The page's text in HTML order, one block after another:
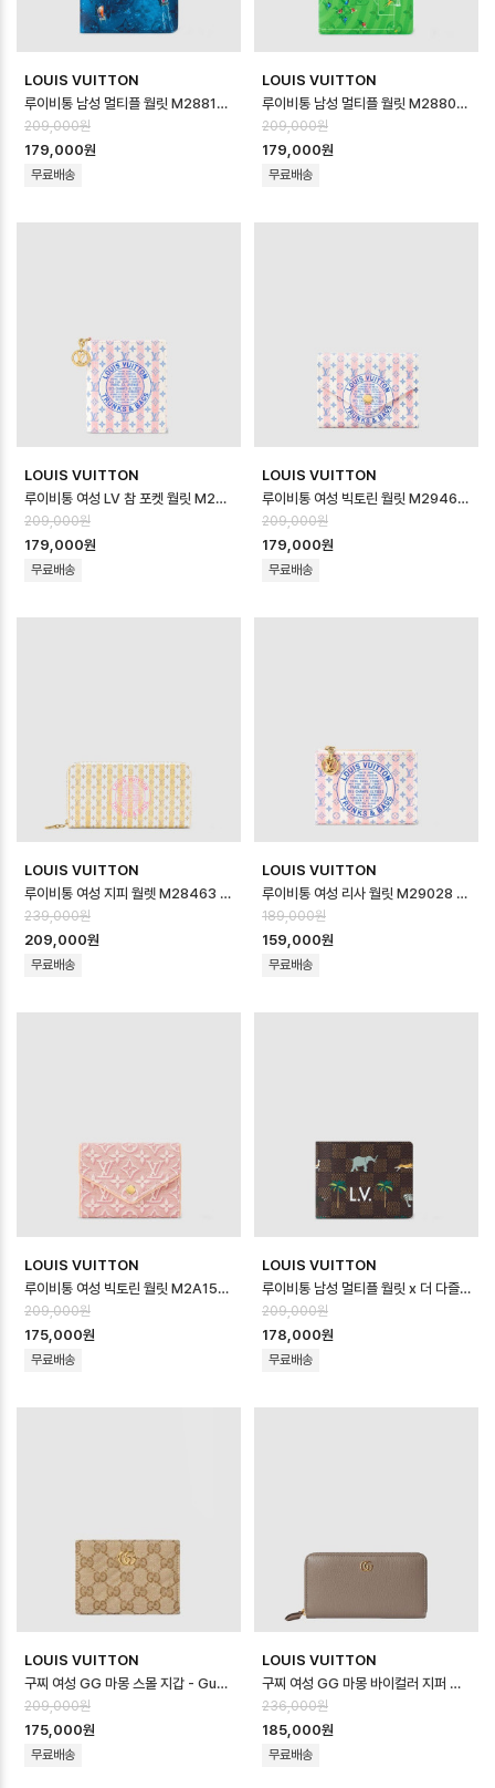
LOUIS VUITTON
루이비통 남성 멀티플 월릿 M28810 - Louis vuitton Mens Multipl…
209,000원
179,000원
무료배송
LOUIS VUITTON
루이비통 남성 멀티플 월릿 M28809 - Louis vuitton Mens Multipl…
209,000원
179,000원
무료배송
LOUIS VUITTON
루이비통 여성 LV 참 포켓 월릿 M29058 - Louis vuitton Womens L…
209,000원
179,000원
무료배송
LOUIS VUITTON
루이비통 여성 빅토린 월릿 M29461 - Louis vuitton Womens Victo…
209,000원
179,000원
무료배송
LOUIS VUITTON
루이비통 여성 지피 월렛 M28463 - Louis vuitton Womens Zippy …
239,000원
209,000원
무료배송
LOUIS VUITTON
루이비통 여성 리사 월릿 M29028 - Louis vuitton Womens Lisa W…
189,000원
159,000원
무료배송
LOUIS VUITTON
루이비통 여성 빅토린 월릿 M2A151- Louis vuitton Womens Victor…
209,000원
175,000원
무료배송
LOUIS VUITTON
루이비통 남성 멀티플 월릿 x 더 다즐링 리미티드 N40870 - Louis vuitton…
209,000원
178,000원
무료배송
LOUIS VUITTON
구찌 여성 GG 마몽 스몰 지갑 - Gucci Womens GG Marmont Small…
209,000원
175,000원
무료배송
LOUIS VUITTON
구찌 여성 GG 마몽 바이컬러 지퍼 지갑 - Gucci Womens GG Marmont B…
236,000원
185,000원
무료배송